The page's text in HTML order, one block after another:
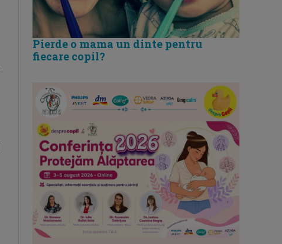
Pierde o mama un dinte pentru
fiecare copil?